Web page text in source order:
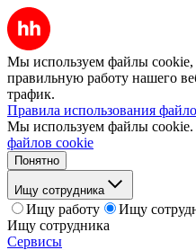
Мы используем файлы cookie,
правильную работу нашего
трафик.
Правила использования
Мы используем файлы cookie.
файлов cookie
Понятно
Ищу сотрудника
Ищу работу
Ищу
Ищу сотрудника
Сервисы